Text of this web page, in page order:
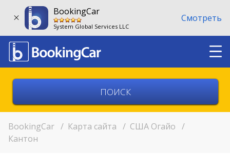
BookingCar
System Global Services LLC
Смотреть
Выберите город
BookingCar / Карта сайта / США Огайо /
Кантон